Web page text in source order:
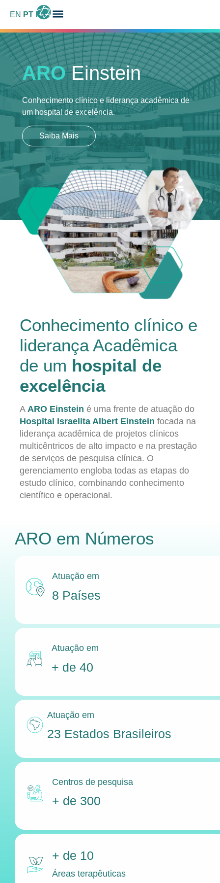
EN PT ES
ARO Einstein
Conhecimento clínico e liderança acadêmica de
um hospital de excelência.
Saiba Mais
Conhecimento clínico e
liderança Acadêmica
de um hospital de
excelência
A ARO Einstein é uma frente de atuação do
Hospital Israelita Albert Einstein focada na
liderança acadêmica de projetos clínicos
multicêntricos de alto impacto e na prestação
de serviços de pesquisa clínica. O
gerenciamento engloba todas as etapas do
estudo clínico, combinando conhecimento
científico e operacional.
ARO em Números
Atuação em
8 Países
Atuação em
+ de 40
Atuação em
23 Estados Brasileiros
Centros de pesquisa
+ de 300
+ de 10
Áreas terapêuticas